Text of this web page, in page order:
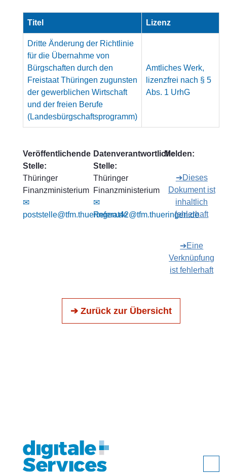
Titel Lizenz
Dritte Änderung der Richtlinie
für die Übernahme von
Bürgschaften durch den
Freistaat Thüringen zugunsten
der gewerblichen Wirtschaft
und der freien Berufe
(Landesbürgschaftsprogramm)
Amtliches Werk,
lizenzfrei nach § 5
Abs. 1 UrhG
Veröffentlichende
Stelle:
Thüringer
Finanzministerium
✉
poststelle@tfm.thueringen.de
Datenverantwortliche
Stelle:
Thüringer
Finanzministerium
✉
Referat42@tfm.thueringen.de
Melden:
➔Dieses
Dokument ist
inhaltlich
fehlerhaft
➔Eine
Verknüpfung
ist fehlerhaft
➔ Zurück zur Übersicht